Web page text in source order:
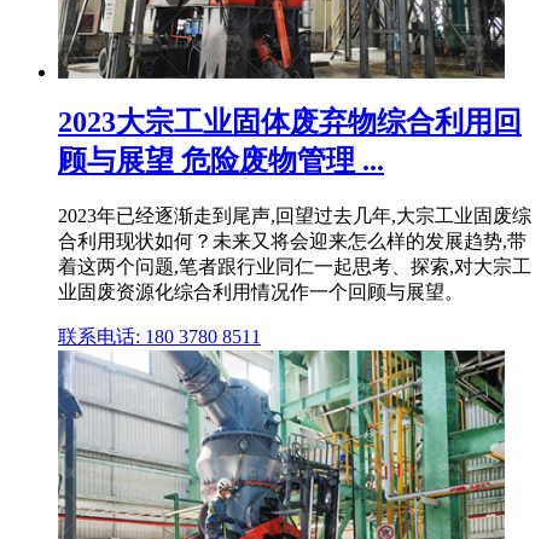
2023大宗工业固体废弃物综合利用回
顾与展望 危险废物管理 ...
2023年已经逐渐走到尾声,回望过去几年,大宗工业固废综
合利用现状如何？未来又将会迎来怎么样的发展趋势,带
着这两个问题,笔者跟行业同仁一起思考、探索,对大宗工
业固废资源化综合利用情况作一个回顾与展望。
联系电话: 180 3780 8511